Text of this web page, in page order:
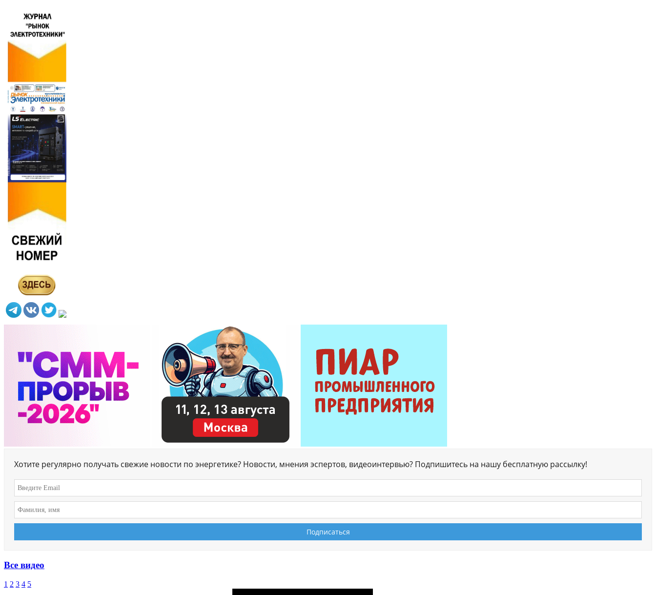
Хотите регулярно получать свежие новости по энергетике? Новости, мнения эспертов, видеоинтервью? Подпишитесь на нашу бесплатную рассылку!
Все видео
1 2 3 4 5